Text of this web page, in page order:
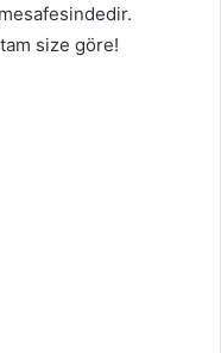
size göre!